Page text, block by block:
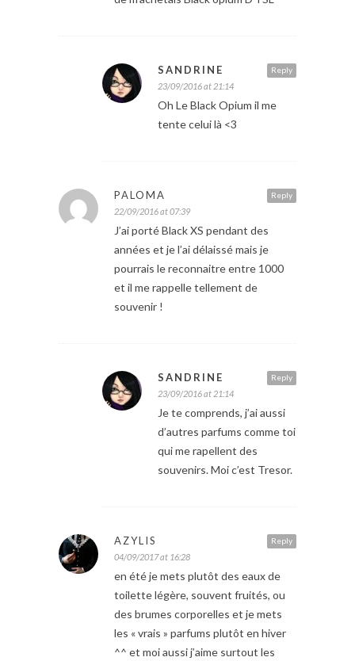
Reply
SANDRINE
23/09/2016 at 21:14
Oh Le Black Opium il me
tente celui là <3
Reply
PALOMA
22/09/2016 at 07:39
J’ai porté Black XS pendant des
années et je l’ai délaissé mais je
pourrais le reconnaitre entre 1000
et il me rappelle tellement de
souvenir !
Reply
SANDRINE
23/09/2016 at 21:14
Je te comprends, j’ai aussi
d’autres parfums comme toi
qui me rapellent des
souvenirs. Moi c’est Tresor.
Reply
AZYLIS
04/09/2017 at 16:28
en été je mets plutôt des eaux de
toilette légère, souvent fruités, ou
des brumes corporelles et je mets
les « vrais » parfums plutôt en hiver
^^ et moi aussi j’aime surtout les